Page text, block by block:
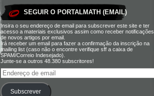
SEGUIR O PORTALMATH (EMAIL)
Insira o seu endereço de email para subscrever este site e ter
acesso a materiais exclusivos assim como receber notificações
de novos artigos por email.
Irá receber um email para fazer a confirmação da inscrição na
mailing list (caso não o encontre verifique sff a caixa de
SPAM/Correio Indesejado).
Junte-se a outros 48.380 subscritores!
Subscrever